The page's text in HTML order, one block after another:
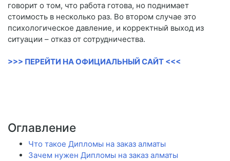
говорит о том, что работа готова, но поднимает
стоимость в несколько раз. Во втором случае это
психологическое давление, и корректный выход из
ситуации – отказ от сотрудничества.
>>> ПЕРЕЙТИ НА ОФИЦИАЛЬНЫЙ САЙТ <<<
Оглавление
Что такое Дипломы на заказ алматы
Зачем нужен Дипломы на заказ алматы